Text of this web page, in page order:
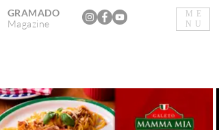
ME
NU
GRAMADO
Magazine